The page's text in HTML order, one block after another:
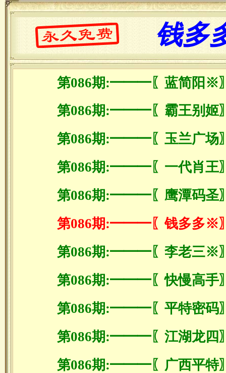
钱多
第086期:━━━〖蓝简阳
第086期:━━━〖霸王别
第086期:━━━〖玉兰广
第086期:━━━〖一代肖
第086期:━━━〖鹰潭码
第086期:━━━〖钱多多
第086期:━━━〖李老三
第086期:━━━〖快慢高
第086期:━━━〖平特密
第086期:━━━〖江湖龙
第086期:━━━〖广西平